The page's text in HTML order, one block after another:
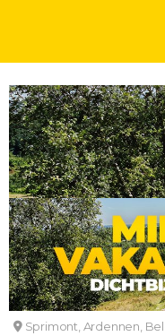
CAMPINGVAKANTIES DAGEN
Glamping op
Camping Au Bord de
Sprimont, Ardennen,